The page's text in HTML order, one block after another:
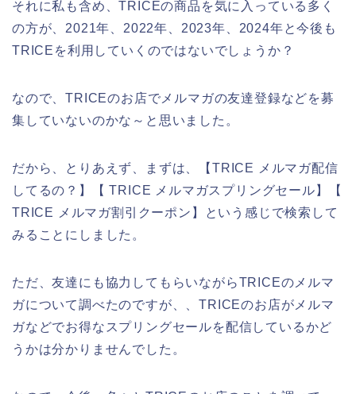
それに私も含め、TRICEの商品を気に入っている多く
の方が、2021年、2022年、2023年、2024年と今後も
TRICEを利用していくのではないでしょうか？
なので、TRICEのお店でメルマガの友達登録などを募
集していないのかな～と思いました。
だから、とりあえず、まずは、【TRICE メルマガ配信
してるの？】【 TRICE メルマガスプリングセール】【
TRICE メルマガ割引クーポン】という感じで検索して
みることにしました。
ただ、友達にも協力してもらいながらTRICEのメルマ
ガについて調べたのですが、、TRICEのお店がメルマ
ガなどでお得なスプリングセールを配信しているかど
うかは分かりませんでした。